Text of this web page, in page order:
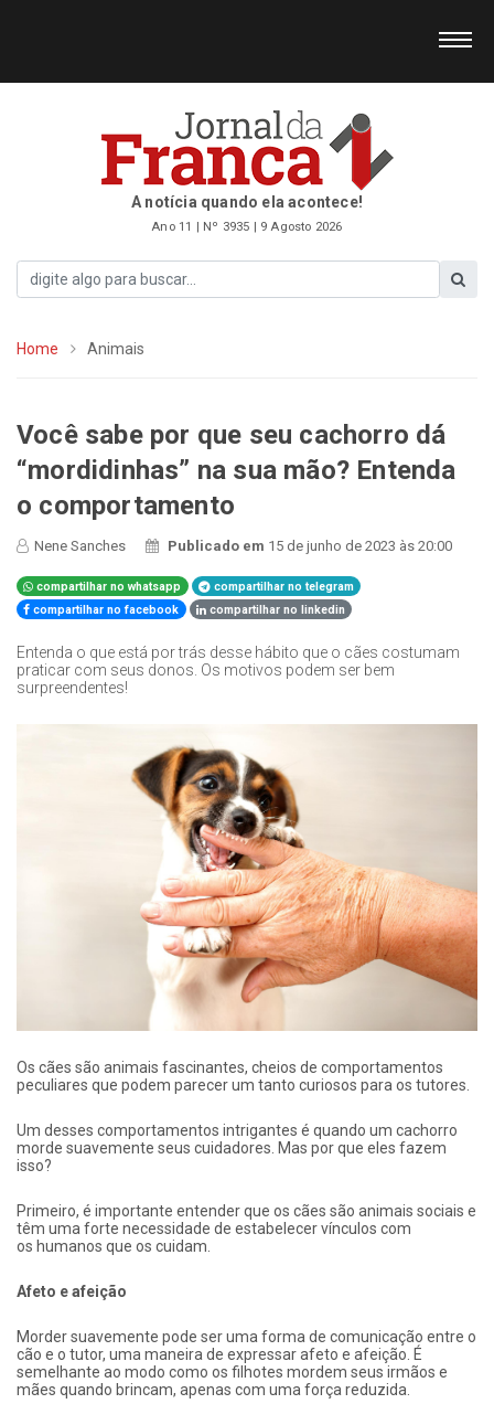
A notícia quando ela acontece!
Ano 11 | Nº 3935 | 9 Agosto 2026
Home Animais
Você sabe por que seu cachorro dá
“mordidinhas” na sua mão? Entenda
o comportamento
Nene Sanches Publicado em 15 de junho de 2023 às 20:00
compartilhar no whatsapp
compartilhar no telegram
compartilhar no facebook
compartilhar no linkedin
Entenda o que está por trás desse hábito que o cães costumam
praticar com seus donos. Os motivos podem ser bem
surpreendentes!
Os cães são animais fascinantes, cheios de comportamentos
peculiares que podem parecer um tanto curiosos para os tutores.
Um desses comportamentos intrigantes é quando um cachorro
morde suavemente seus cuidadores. Mas por que eles fazem
isso?
Primeiro, é importante entender que os cães são animais sociais e
têm uma forte necessidade de estabelecer vínculos com
os humanos que os cuidam.
Afeto e afeição
Morder suavemente pode ser uma forma de comunicação entre o
cão e o tutor, uma maneira de expressar afeto e afeição. É
semelhante ao modo como os filhotes mordem seus irmãos e
mães quando brincam, apenas com uma força reduzida.